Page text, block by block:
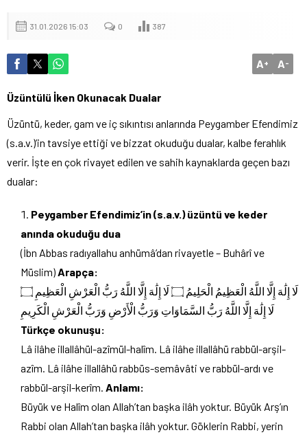
31.01.2026 15:03 0 387
A+ A-
Üzüntülü İken Okunacak Dualar
Üzüntü, keder, gam ve iç sıkıntısı anlarında Peygamber Efendimiz
(s.a.v.)’in tavsiye ettiği ve bizzat okuduğu dualar, kalbe ferahlık
verir. İşte en çok rivayet edilen ve sahih kaynaklarda geçen bazı
dualar:
Peygamber Efendimiz’in (s.a.v.) üzüntü ve keder
anında okuduğu dua
(İbn Abbas radıyallahu anhümâ’dan rivayetle – Buhârî ve
Müslim) Arapça:
لَا إِلَٰهَ إِلَّا اللَّهُ الْعَظِيمُ الْحَلِيمُ ۝ لَا إِلَٰهَ إِلَّا اللَّهُ رَبُّ الْعَرْشِ الْعَظِيمِ ۝
لَا إِلَٰهَ إِلَّا اللَّهُ رَبُّ السَّمَاوَاتِ وَرَبُّ الْأَرْضِ وَرَبُّ الْعَرْشِ الْكَرِيمِ
Türkçe okunuşu:
Lâ ilâhe illallâhül-azîmül-halîm. Lâ ilâhe illallâhü rabbül-arşil-
azîm. Lâ ilâhe illallâhü rabbüs-semâvâti ve rabbül-ardı ve
rabbül-arşil-kerîm. Anlamı:
Büyük ve Halîm olan Allah’tan başka ilâh yoktur. Büyük Arş’ın
Rabbi olan Allah’tan başka ilâh yoktur. Göklerin Rabbi, yerin